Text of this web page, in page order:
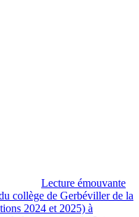
Lecture émouvante
collège de Gerbéviller de la
2024 et 2025) à